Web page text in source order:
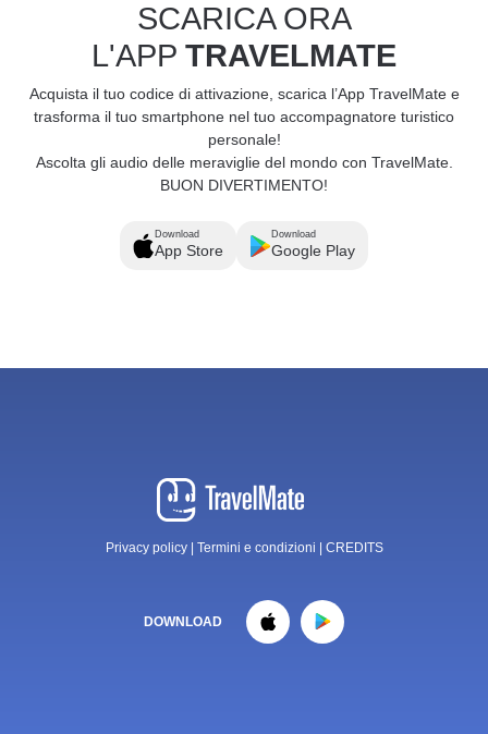
SCARICA ORA
L'APP TRAVELMATE
Acquista il tuo codice di attivazione, scarica l’App TravelMate e
trasforma il tuo smartphone nel tuo accompagnatore turistico
personale!
Ascolta gli audio delle meraviglie del mondo con TravelMate.
BUON DIVERTIMENTO!
Download
App Store
Download
Google Play
Privacy policy| Termini e condizioni CREDITS
DOWNLOAD